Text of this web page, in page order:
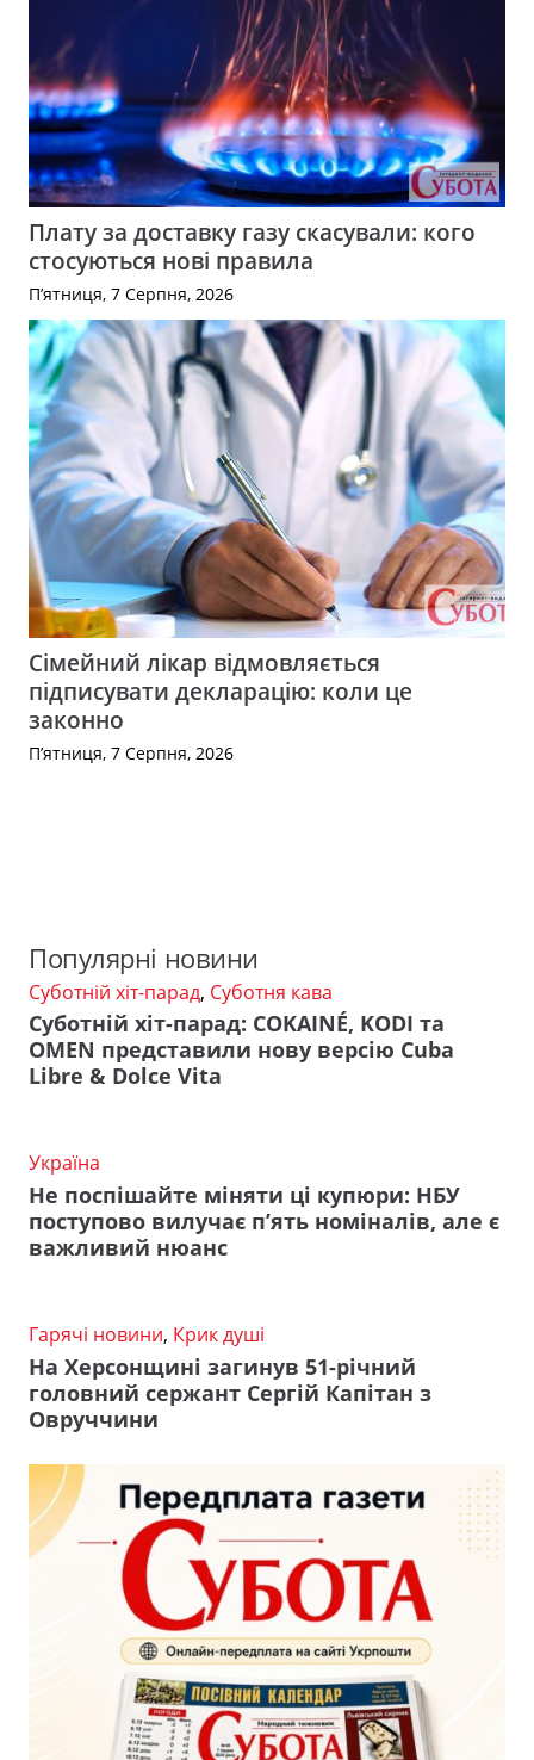
Плату за доставку газу скасували: кого
стосуються нові правила
П’ятниця, 7 Серпня, 2026
Сімейний лікар відмовляється
підписувати декларацію: коли це
законно
П’ятниця, 7 Серпня, 2026
Популярні новини
Суботній хіт-парад, Суботня кава
Суботній хіт-парад: COKAINÉ, KODI та
OMEN представили нову версію Cuba
Libre & Dolce Vita
Україна
Не поспішайте міняти ці купюри: НБУ
поступово вилучає п’ять номіналів, але є
важливий нюанс
Гарячі новини, Крик душі
На Херсонщині загинув 51-річний
головний сержант Сергій Капітан з
Овруччини